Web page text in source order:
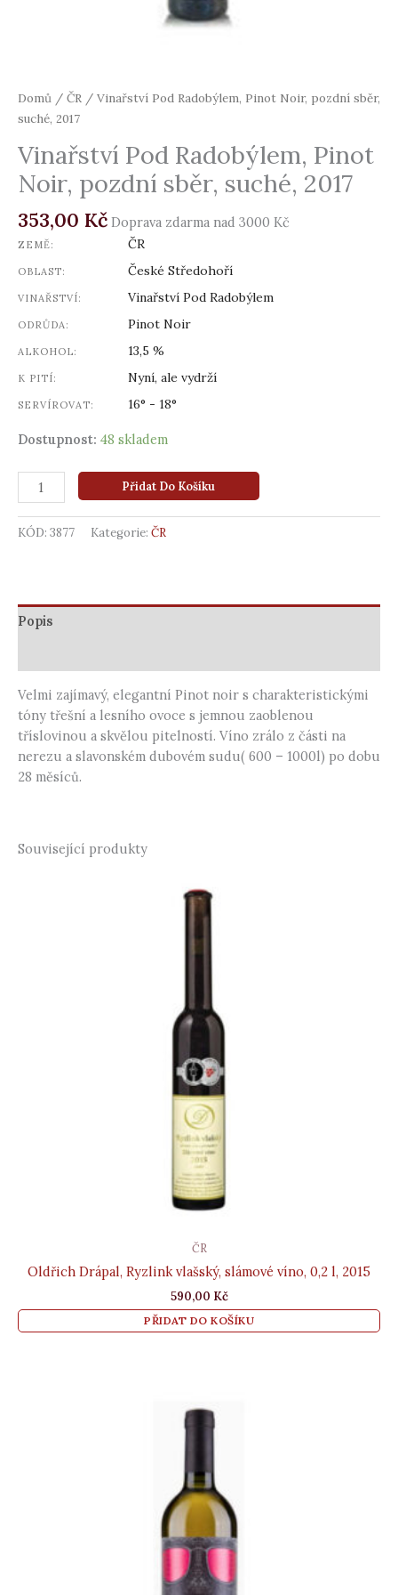
Domů / ČR / Vinařství Pod Radobýlem, Pinot Noir, pozdní sběr,
suché, 2017
Vinařství Pod Radobýlem, Pinot
Noir, pozdní sběr, suché, 2017
353,00 Kč Doprava zdarma nad 3000 Kč
ZEMĚ: ČR
OBLAST: České Středohoří
VINAŘSTVÍ: Vinařství Pod Radobýlem
ODRŮDA: Pinot Noir
ALKOHOL: 13,5 %
K PITÍ: Nyní, ale vydrží
SERVÍROVAT: 16° - 18°
Dostupnost: 48 skladem
Přidat Do Košíku
KÓD: 3877 Kategorie: ČR
Popis
Velmi zajímavý, elegantní Pinot noir s charakteristickými
tóny třešní a lesního ovoce s jemnou zaoblenou
tříslovinou a skvělou pitelností. Víno zrálo z části na
nerezu a slavonském dubovém sudu( 600 – 1000l) po dobu
28 měsíců.
Související produkty
ČR
Oldřich Drápal, Ryzlink vlašský, slámové víno, 0,2 l, 2015
590,00 Kč
PŘIDAT DO KOŠÍKU